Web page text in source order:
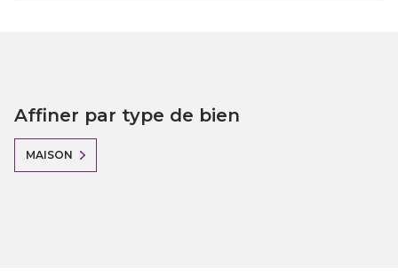
Affiner par type de bien
MAISON